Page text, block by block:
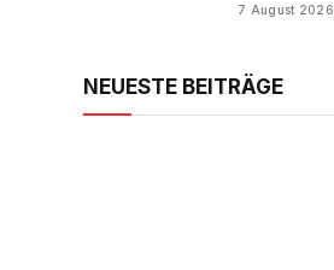
7 August 2026
NEUESTE BEITRÄGE